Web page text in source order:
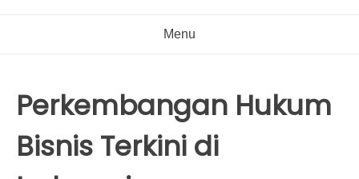
Menu
Perkembangan Hukum
Bisnis Terkini di